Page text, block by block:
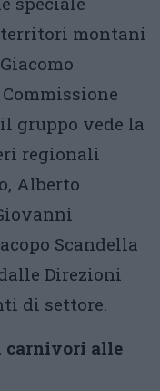
territori montani
gruppo vede la
regionali
Alberto
Scandella
Direzioni
di settore.
carnivori alle